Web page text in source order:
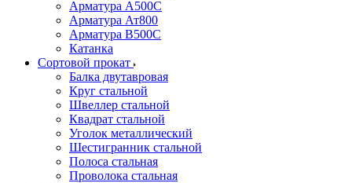
Арматура А500С
Арматура Ат800
Арматура В500С
Катанка
Сортовой прокат
Балка двутавровая
Круг стальной
Швеллер стальной
Квадрат стальной
Уголок металлический
Шестигранник стальной
Полоса стальная
Проволока стальная